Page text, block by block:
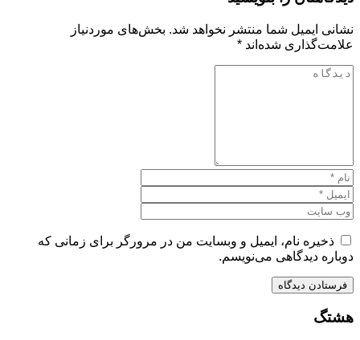
نشانی ایمیل شما منتشر نخواهد شد. بخش‌های موردنیاز
علامت‌گذاری شده‌اند *
ذخیره نام، ایمیل و وبسایت من در مرورگر برای زمانی که
دوباره دیدگاهی می‌نویسم.
هشتگ